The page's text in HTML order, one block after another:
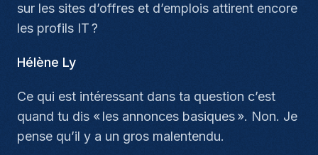
sur les sites d’offres et d’emplois attirent encore
les profils IT ?
Hélène Ly
Ce qui est intéressant dans ta question c’est
quand tu dis « les annonces basiques ». Non. Je
pense qu’il y a un gros malentendu.